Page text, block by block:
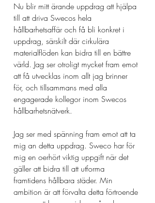
Nu blir mitt ärande uppdrag att hjälpa
till att driva Swecos hela
hållbarhetsaffär och få bli konkret i
uppdrag, särskilt där cirkulära
materialflöden kan bidra till en bättre
värld. Jag ser otroligt mycket fram emot
att få utvecklas inom allt jag brinner
för, och tillsammans med alla
engagerade kollegor inom Swecos
hållbarhetsnätverk.
Jag ser med spänning fram emot att ta
mig an detta uppdrag. Sweco har för
mig en oerhört viktig uppgift när det
gäller att bidra till att utforma
framtidens hållbara städer. Min
ambition är att förvalta detta förtroende